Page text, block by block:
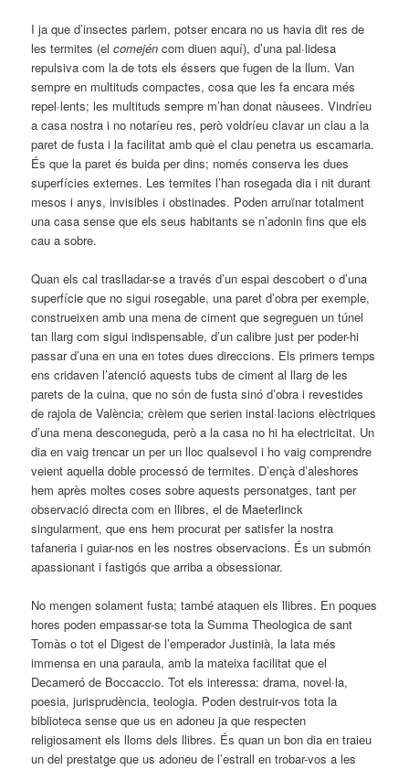
I ja que d’insectes parlem, potser encara no us havia dit res de
les termites (elcomejéncom diuen aquí), d’una pal·lidesa
repulsiva com la de tots els éssers que fugen de la llum. Van
sempre en multituds compactes, cosa que les fa encara més
repel·lents; les multituds sempre m’han donat nàusees. Vindríeu
a casa nostra i no notaríeu res, però voldríeu clavar un clau a la
paret de fusta i la facilitat amb què el clau penetra us escamaria.
És que la paret és buida per dins; només conserva les dues
superfícies externes. Les termites l’han rosegada dia i nit durant
mesos i anys, invisibles i obstinades. Poden arruïnar totalment
una casa sense que els seus habitants se n’adonin fins que els
cau a sobre.
Quan els cal traslladar-se a través d’un espai descobert o d’una
superfície que no sigui rosegable, una paret d’obra per exemple,
construeixen amb una mena de ciment que segreguen un túnel
tan llarg com sigui indispensable, d’un calibre just per poder-hi
passar d’una en una en totes dues direccions. Els primers temps
ens cridaven l’atenció aquests tubs de ciment al llarg de les
parets de la cuina, que no són de fusta sinó d’obra i revestides
de rajola de València; crèiem que serien instal·lacions elèctriques
d’una mena desconeguda, però a la casa no hi ha electricitat. Un
dia en vaig trencar un per un lloc qualsevol i ho vaig comprendre
veient aquella doble processó de termites. D’ençà d’aleshores
hem après moltes coses sobre aquests personatges, tant per
observació directa com en llibres, el de Maeterlinck
singularment, que ens hem procurat per satisfer la nostra
tafaneria i guiar-nos en les nostres observacions. És un submón
apassionant i fastigós que arriba a obsessionar.
No mengen solament fusta; també ataquen els llibres. En poques
hores poden empassar-se tota la Summa Theologica de sant
Tomàs o tot el Digest de l’emperador Justinià, la lata més
immensa en una paraula, amb la mateixa facilitat que el
Decameró de Boccaccio. Tot els interessa: drama, novel·la,
poesia, jurisprudència, teologia. Poden destruir-vos tota la
biblioteca sense que us en adoneu ja que respecten
religiosament els lloms dels llibres. És quan un bon dia en traieu
un del prestatge que us adoneu de l’estrall en trobar-vos a les